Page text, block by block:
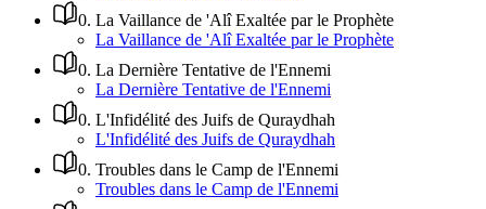
0. La Vaillance de 'Alî Exaltée par le Prophète
La Vaillance de 'Alî Exaltée par le Prophète
0. La Dernière Tentative de l'Ennemi
La Dernière Tentative de l'Ennemi
0. L'Infidélité des Juifs de Quraydhah
L'Infidélité des Juifs de Quraydhah
0. Troubles dans le Camp de l'Ennemi
Troubles dans le Camp de l'Ennemi